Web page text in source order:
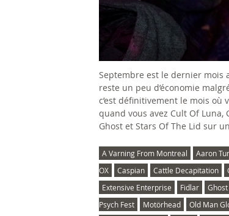
Septembre est le dernier mois
reste un peu d’économie
c’est définitivement le mois
quand vous avez Cult Of Luna,
Ghost et Stars Of The Lid sur
A Varning From Montreal Aaron
OX
Caspian Cattle Decapitation
Extensive Enterprise
Fidlar Ghost
Psych Fest
Motörhead Old Man